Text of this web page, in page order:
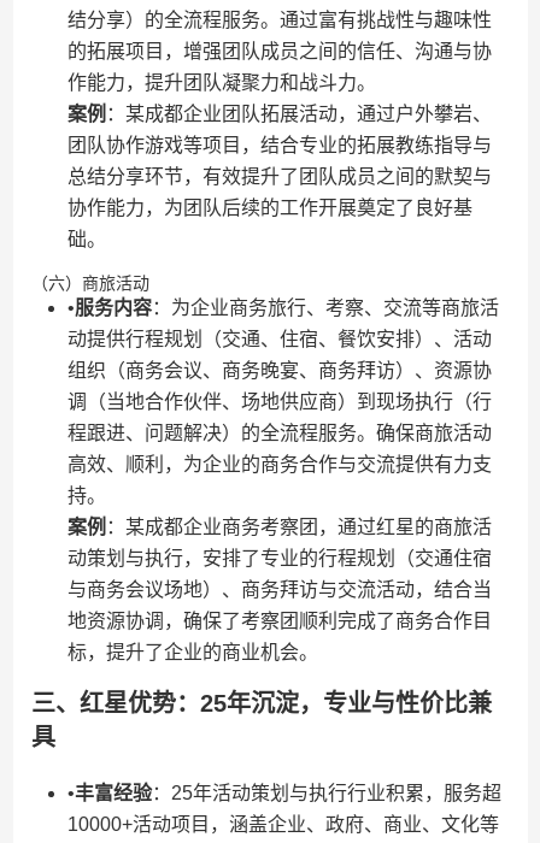
结分享）的全流程服务。通过富有挑战性与趣味性
的拓展项目，增强团队成员之间的信任、沟通与协
作能力，提升团队凝聚力和战斗力。
​案例​ ​：某成都企业团队拓展活动，通过户外攀岩、
团队协作游戏等项目，结合专业的拓展教练指导与
总结分享环节，有效提升了团队成员之间的默契与
协作能力，为团队后续的工作开展奠定了良好基
础。
（六）商旅活动
•​​服务内容​​：为企业商务旅行、考察、交流等商旅活
动提供行程规划（交通、住宿、餐饮安排）、活动
组织（商务会议、商务晚宴、商务拜访）、资源协
调（当地合作伙伴、场地供应商）到现场执行（行
程跟进、问题解决）的全流程服务。确保商旅活动
高效、顺利，为企业的商务合作与交流提供有力支
持。
​案例​ ​：某成都企业商务考察团，通过红星的商旅活
动策划与执行，安排了专业的行程规划（交通住宿
与商务会议场地）、商务拜访与交流活动，结合当
地资源协调，确保了考察团顺利完成了商务合作目
标，提升了企业的商业机会。
三、红星优势：25年沉淀，专业与性价比兼
具
•​​丰富经验​​：25年活动策划与执行行业积累，服务超
10000+活动项目，涵盖企业、政府、商业、文化等